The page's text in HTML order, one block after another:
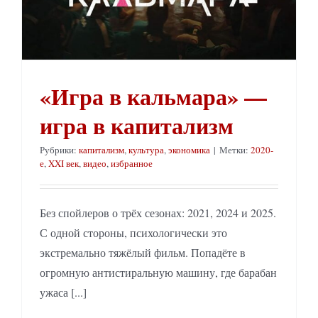
«Игра в кальмара» —
игра в капитализм
Рубрики: капитализм,культура,экономика | Метки: 2020-
е,XXI век,видео,избранное
Без спойлеров о трёх сезонах: 2021, 2024 и 2025.
С одной стороны, психологически это
экстремально тяжёлый фильм. Попадёте в
огромную антистиральную машину, где барабан
ужаса [...]